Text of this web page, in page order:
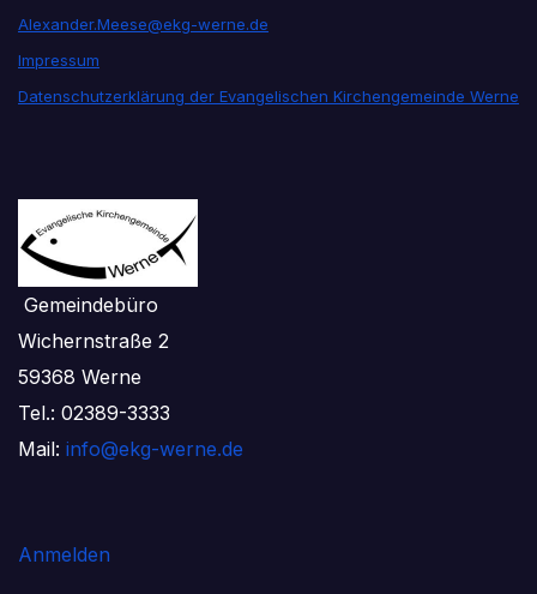
Alexander.Meese@ekg-werne.de
Impressum
Datenschutzerklärung der Evangelischen Kirchengemeinde Werne
Gemeindebüro
Wichernstraße 2
59368 Werne
Tel.: 02389-3333
Mail: info@ekg-werne.de
Anmelden